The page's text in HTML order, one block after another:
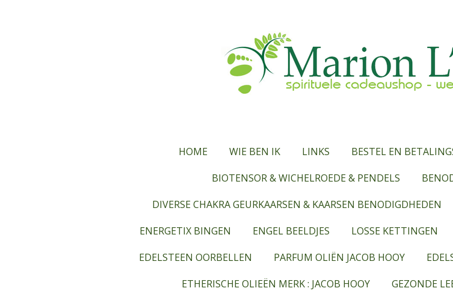
HOME WIE BEN IK LINKS BESTEL EN
BIOTENSOR & WICHELROEDE & PENDELS
DIVERSE CHAKRA GEURKAARSEN & KAARSEN BENODIGDHEDEN
ENERGETIX BINGEN
ENGEL BEELDJES LOSSE KETTINGEN
EDELSTEEN OORBELLEN
PARFUM OLIËN JACOB HOOY
ETHERISCHE OLIEËN MERK : JACOB HOOY
GEZONDE